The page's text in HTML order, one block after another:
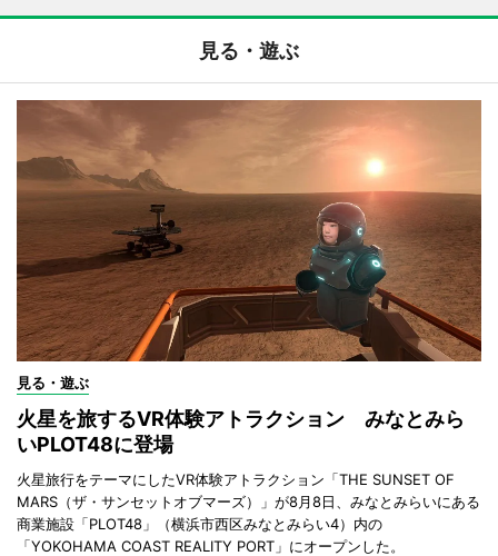
見る・遊ぶ
見る・遊ぶ
火星を旅するVR体験アトラクション みなとみら
いPLOT48に登場
火星旅行をテーマにしたVR体験アトラクション「THE SUNSET OF
MARS（ザ・サンセットオブマーズ）」が8月8日、みなとみらいにある
商業施設「PLOT48」（横浜市西区みなとみらい4）内の
「YOKOHAMA COAST REALITY PORT」にオープンした。